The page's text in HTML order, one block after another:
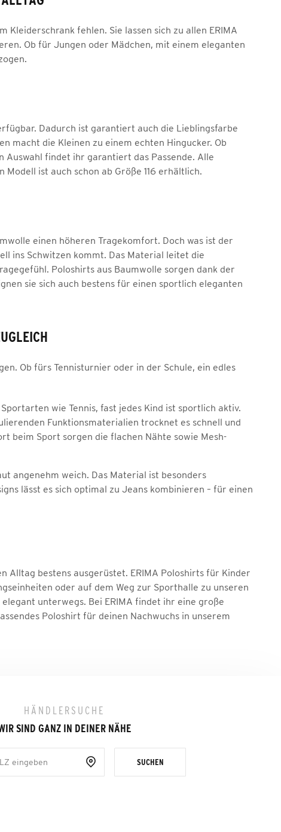
fehlen. Sie lassen sich zu allen ERIMA
Ob für Jungen oder Mädchen, mit einem eleganten
Dadurch ist garantiert auch die Lieblingsfarbe
macht die Kleinen zu einem echten Hingucker. Ob
Auswahl findet ihr garantiert das Passende. Alle
Modell ist auch schon ab Größe 116 erhältlich.
einen höheren Tragekomfort. Doch was ist der
ins Schwitzen kommt. Das Material leitet die
Poloshirts aus Baumwolle sorgen dank der
sie sich auch bestens für einen sportlich eleganten
Ob fürs Tennisturnier oder in der Schule, ein edles
wie Tennis, fast jedes Kind ist sportlich aktiv.
Funktionsmaterialien trocknet es schnell und
beim Sport sorgen die flachen Nähte sowie Mesh-
angenehm weich. Das Material ist besonders
lässt es sich optimal zu Jeans kombinieren – für einen
Alltag bestens ausgerüstet. ERIMA Poloshirts für Kinder
oder auf dem Weg zur Sporthalle zu unseren
unterwegs. Bei ERIMA findet ihr eine große
Poloshirt für deinen Nachwuchs in unserem
HÄNDLERSUCHE
SIND GANZ IN DEINER NÄHE
SUCHEN